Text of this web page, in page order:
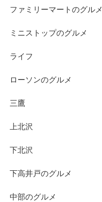
ファミリーマートのグルメ
ミニストップのグルメ
ライフ
ローソンのグルメ
三鷹
上北沢
下北沢
下高井戸のグルメ
中部のグルメ